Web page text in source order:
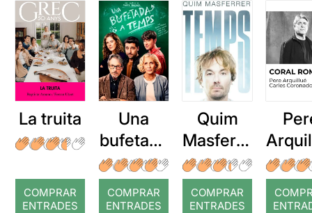
La truita
COMPRAR
ENTRADES
Una
bufetada
a temps
COMPRAR
ENTRADES
Quim
Masferre
r: Temps
COMPRAR
ENTRADES
: